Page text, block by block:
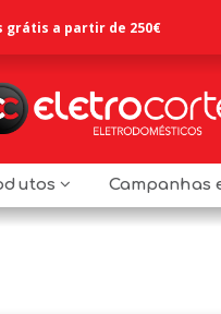
grátis a partir de 250€
Campanhas